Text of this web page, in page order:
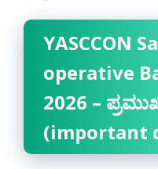
YASCCON
operative
2026 –
(important